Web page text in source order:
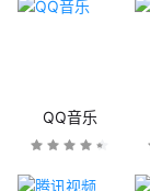
QQ音乐